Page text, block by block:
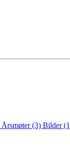
Årsmøter (3) Bilder